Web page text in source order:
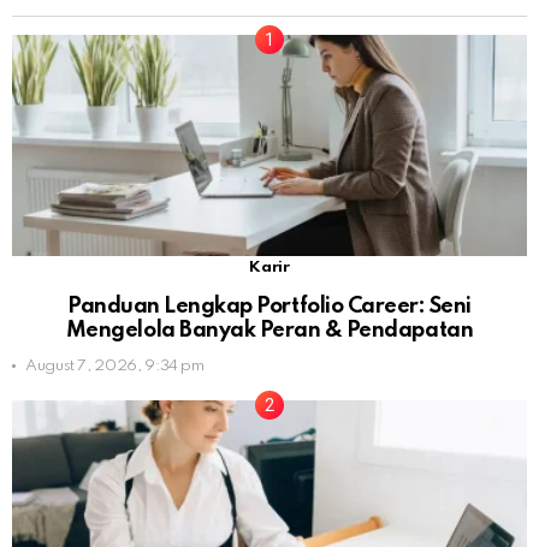
Karir
Panduan Lengkap Portfolio Career: Seni
Mengelola Banyak Peran & Pendapatan
August 7, 2026, 9:34 pm